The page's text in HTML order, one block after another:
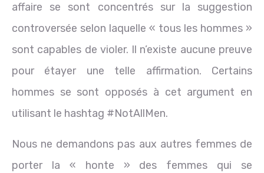
affaire se sont concentrés sur la suggestion
controversée selon laquelle « tous les hommes »
sont capables de violer. Il n’existe aucune preuve
pour étayer une telle affirmation. Certains
hommes se sont opposés à cet argument en
utilisant le hashtag #NotAllMen.
Nous ne demandons pas aux autres femmes de
porter la « honte » des femmes qui se